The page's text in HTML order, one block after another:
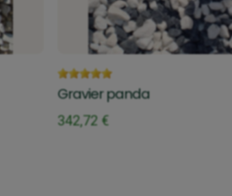
Gravier panda
342,72 €